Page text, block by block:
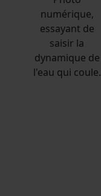
numérique,
essayant de
saisir la
dynamique de
l'eau qui coule.